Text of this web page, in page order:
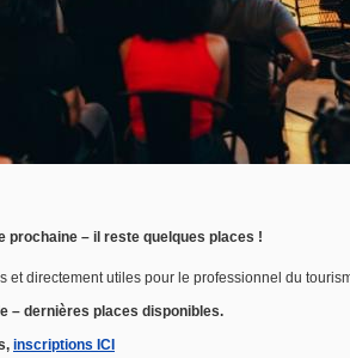
prochaine – il reste quelques places !
etdirectementutiles pour le professionnel du
– dernières places disponibles.
inscriptions ICI